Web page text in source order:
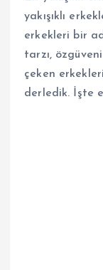
yakışıklı
erkekleri bir
tarzı,
çeken
derledik. İşte